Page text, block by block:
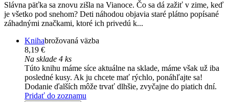
Slávna päťka sa znovu zišla na Vianoce. Čo sa dá zažiť v zime, keď
je všetko pod snehom? Deti náhodou objavia staré plátno popísané
záhadnými značkami, ktoré ich privedú k...
Knihabrožovaná väzba
8,19 €
Na sklade 4 ks
Túto knihu máme síce aktuálne na sklade, máme však už iba
posledné kusy. Ak ju chcete mať rýchlo, ponáhľajte sa!
Dodanie ďalších môže trvať dlhšie, zvyčajne do piatich dní.
Pridať do zoznamu